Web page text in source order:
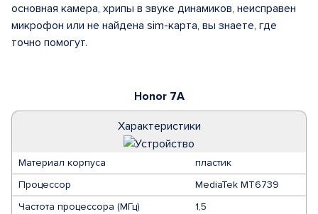
Honor 7A
Характеристики
Материал корпуса
пластик
Процессор
MediaTek MT6739
Частота процессора (МГц)
1,5
основная камера, хрипы в звуке динамиков, неисправен
микрофон или не найдена sim-карта, вы знаете, где
точно помогут.